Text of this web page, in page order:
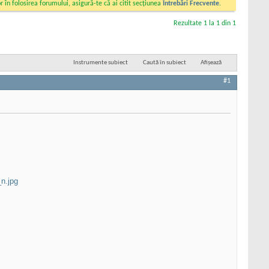
în folosirea forumului, asigură-te că ai citit secțiunea Întrebări Frecvente.
Rezultate 1 la 1 din 1
Instrumente subiect Caută în subiect Afișează
#1